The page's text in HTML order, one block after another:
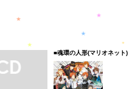
■魂環の人形(マリオネット)